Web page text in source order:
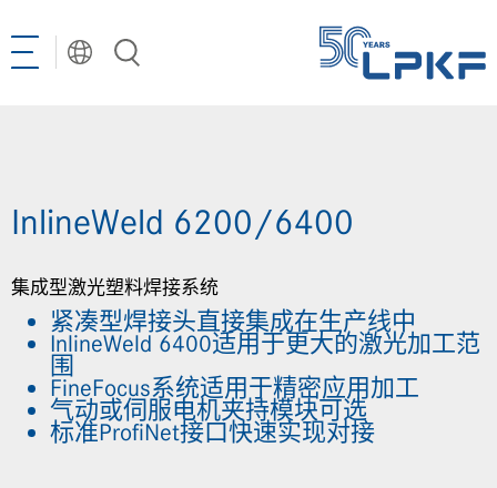
选择语言
CN | 中文
InlineWeld 6200/6400
集成型激光塑料焊接系统
紧凑型焊接头直接集成在生产线中
InlineWeld 6400适用于更大的激光加工范
围
FineFocus系统适用于精密应用加工
气动或伺服电机夹持模块可选
标准ProfiNet接口快速实现对接